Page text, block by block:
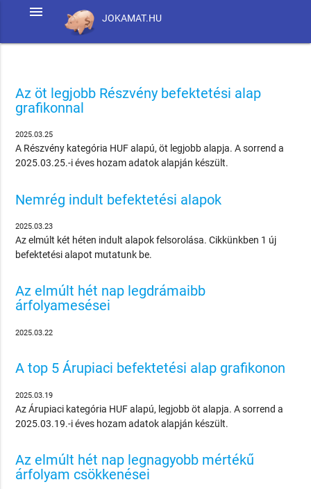
JOKAMAT.HU
menu
Az öt legjobb Részvény befektetési alap
grafikonnal
2025.03.25
A Részvény kategória HUF alapú, öt legjobb alapja. A sorrend a
2025.03.25.-i éves hozam adatok alapján készült.
Nemrég indult befektetési alapok
2025.03.23
Az elmúlt két héten indult alapok felsorolása. Cikkünkben 1 új
befektetési alapot mutatunk be.
Az elmúlt hét nap legdrámaibb
árfolyamesései
2025.03.22
A top 5 Árupiaci befektetési alap grafikonon
2025.03.19
Az Árupiaci kategória HUF alapú, legjobb öt alapja. A sorrend a
2025.03.19.-i éves hozam adatok alapján készült.
Az elmúlt hét nap legnagyobb mértékű
árfolyam csökkenései